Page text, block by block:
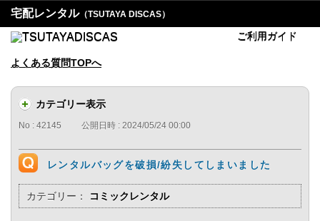
宅配レンタル（TSUTAYA DISCAS）
ご利用ガイド
よくある質問TOPへ
カテゴリー表示
No : 42145 公開日時 : 2024/05/24 00:00
レンタルバッグを破損/紛失してしまいました
カテゴリー： コミックレンタル